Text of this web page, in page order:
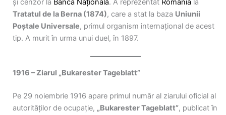
și cenzor la Banca Națională. A reprezentat România la
Tratatul de la Berna (1874), care a stat la baza Uniunii
Poștale Universale, primul organism internațional de acest
tip. A murit în urma unui duel, în 1897.
1916 – Ziarul „Bukarester Tageblatt”
Pe 29 noiembrie 1916 apare primul număr al ziarului oficial al
autorităților de ocupație, „Bukarester Tageblatt”, publicat în